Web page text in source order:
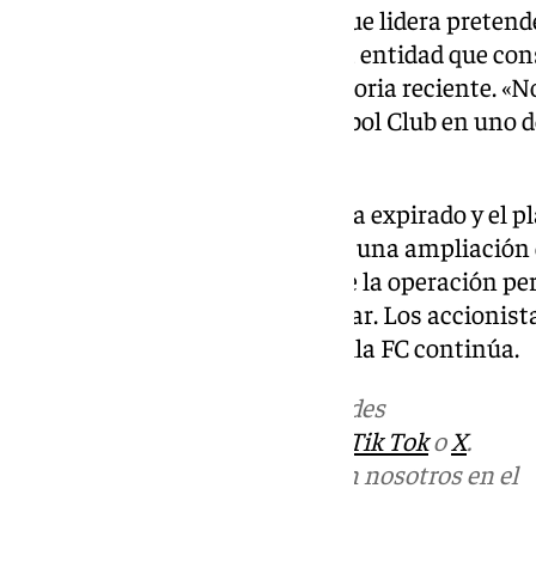
Aseguró que el grupo inversor que lidera
profesionalidad e ilusión» a una entidad que
etapas más delicadas de su historia reciente.
Venimos a ayudar al Sevilla Fútbol Club en uno
Con el periodo de exclusividad ya expirado y el
como fecha límite para abordar una
por todas las partes, el futuro de la operación
en que sigue dispuesto a negociar. Los
la batalla por el control del Sevilla FC continúa.
en las redes
Tik TokoX.
Puedes ponerte en contacto con nosotros en el